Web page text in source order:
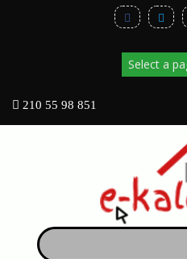
210 55 98 851